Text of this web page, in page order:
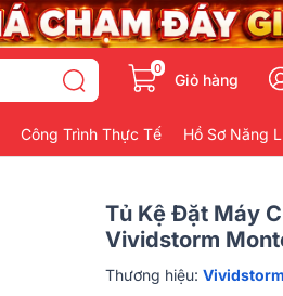
0
Giỏ hàng
Công Trình Thực Tế Hồ Sơ Năng
Tủ Kệ Đặt Máy
Vividstorm
Thương hiệu: Vividstorm